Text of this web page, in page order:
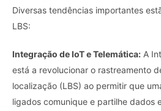
Diversas tendências importantes
LBS:
Integração de IoT e Telemática: A
está a revolucionar o rastreamento
localização (LBS) ao permitir que
ligados comunique e partilhe dados